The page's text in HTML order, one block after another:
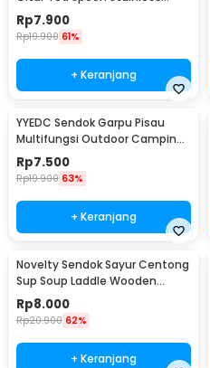
Steel 304 12cm - RR-09
Rp7.900
Rp19.900 61%
+ Keranjang
YYEDC Sendok Garpu Pisau
Multifungsi Outdoor Camping
Spork EDC Tools - LX708
Rp7.500
Rp19.900 63%
+ Keranjang
Novelty Sendok Sayur Centong
Sup Soup Laddle Wooden
Spoon - RR-20
Rp8.000
Rp20.900 62%
+ Keranjang